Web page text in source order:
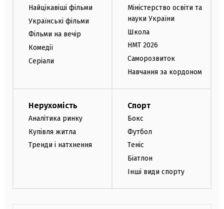
Найцікавіші фільми
Українські фільми
Фільми на вечір
Комедії
Серіали
Міністерство освіти та
науки України
Школа
НМТ 2026
Саморозвиток
Навчання за кордоном
Нерухомість
Аналітика ринку
Купівля житла
Тренди і натхнення
Спорт
Бокс
Футбол
Теніс
Біатлон
Інші види спорту